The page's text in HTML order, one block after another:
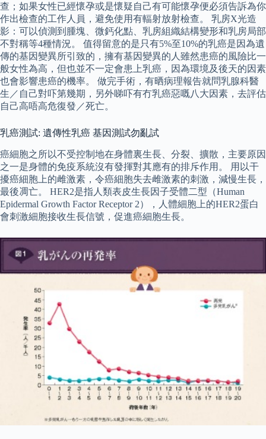
查；如果女性已經懷孕或是懷疑自己有可能懷孕便必須告訴為你
作出檢查的工作人員，避免使用有輻射放射檢查。 乳房X光造
影：可以偵測到腫塊、微鈣化點、乳房組織結構變形和乳房局部
不對稱等4種情況。 值得留意的是只有5%至10%的乳癌是因為遺
傳的基因變異所引致的，擁有基因變異的人雖然患癌的風險比一
般女性為高，但也並不一定會患上乳癌，因為環境及後天的因素
也會影響患癌的機率。 做完手術，有晒病理報告就問乳腺科醫
生／自己對吓第幾期，另外睇吓有冇乳癌惡嘅八大因素，去評估
自己高唔高危復發／死亡。
乳癌測試: 遺傳性乳癌 基因測試勿亂試
癌細胞之所以不受控制地在身體裏生長、分裂、擴散，主要原因
之一是身體的免疫系統沒有發揮對其應有的排斥作用。 用以干
擾癌細胞上的雌激素，令癌細胞失去雌激素的刺激，減慢生長，
最後凋亡。 HER2是指人類表皮生長因子受體二型（Human
Epidermal Growth Factor Receptor 2），人體細胞上的HER2蛋白
會刺激細胞接收生長信號，促進癌細胞生長。